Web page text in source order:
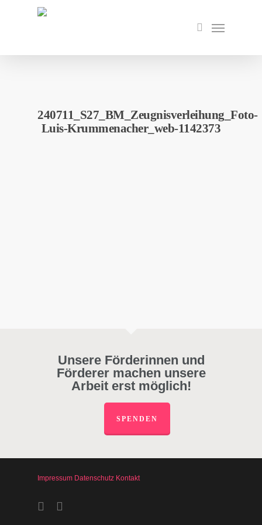
search
Menu
240711_S27_BM_Zeugnisverleihung_Foto-
Luis-Krummenacher_web-1142373
Unsere Förderinnen und
Förderer machen unsere
Arbeit erst möglich!
SPENDEN
Impressum Datenschutz Kontakt
facebookinstagram